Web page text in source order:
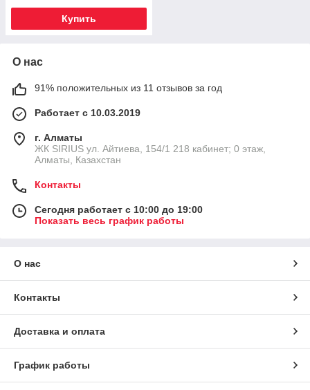
Купить
О нас
91% положительных из 11 отзывов за год
Работает с 10.03.2019
г. Алматы
​ЖК SIRIUS​ ул. Айтиева, 154/1​ 218 кабинет; 0 этаж,
Алматы, Казахстан
Контакты
Сегодня работает с 10:00 до 19:00
Показать весь график работы
О нас
Контакты
Доставка и оплата
График работы